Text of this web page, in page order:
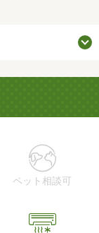
ペット相談可